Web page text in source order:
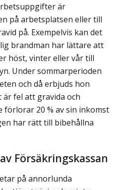
är
på arbetsplatsen eller till
på. Exempelvis kan det
brandman har lättare att
höst, vinter eller vår till
Under sommarperioden
och då erbjuds hon
är fel att gravida och
förlorar 20 % av sin inkomst
har rätt till bibehållna
Försäkringskassan
på annorlunda